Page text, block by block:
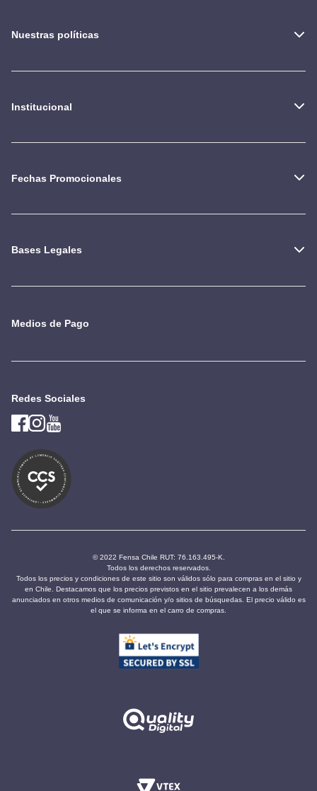
Nuestras políticas
Institucional
Fechas Promocionales
Bases Legales
Medios de Pago
Redes Sociales
© 2022 Fensa Chile RUT: 76.163.495-K.
Todos los derechos reservados.
Todos los precios y condiciones de este sitio son válidos sólo para compras en el sitio y
en Chile. Destacamos que los precios previstos en el sitio prevalecen a los demás
anunciados en otros medios de comunicación y/o sitios de búsquedas. El precio válido es
el que se informa en el carro de compras.